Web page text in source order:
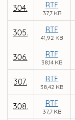
304. RTF
37,7 KB
305. RTF
41,92 KB
306. RTF
38,14 KB
307. RTF
38,42 KB
308. RTF
37,7 KB